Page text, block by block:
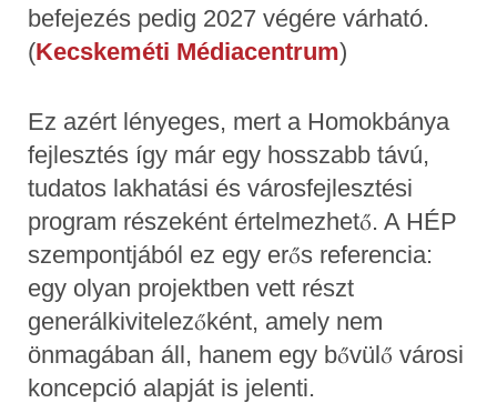
befejezés pedig 2027 végére várható.
(Kecskeméti Médiacentrum)
Ez azért lényeges, mert a Homokbánya
fejlesztés így már egy hosszabb távú,
tudatos lakhatási és városfejlesztési
program részeként értelmezhető. A HÉP
szempontjából ez egy erős referencia:
egy olyan projektben vett részt
generálkivitelezőként, amely nem
önmagában áll, hanem egy bővülő városi
koncepció alapját is jelenti.